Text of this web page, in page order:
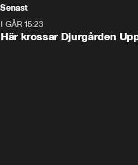
Senast
I GÅR 15:23
Här krossar Djurgården